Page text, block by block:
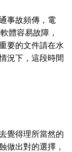
事故頻傳，電
體容易故障，
要的文件請在水
況下，這段時間
覺得理所當然的
做出對的選擇，